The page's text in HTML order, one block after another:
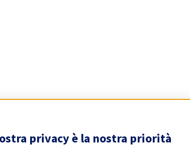
privacy è la nostra priorità